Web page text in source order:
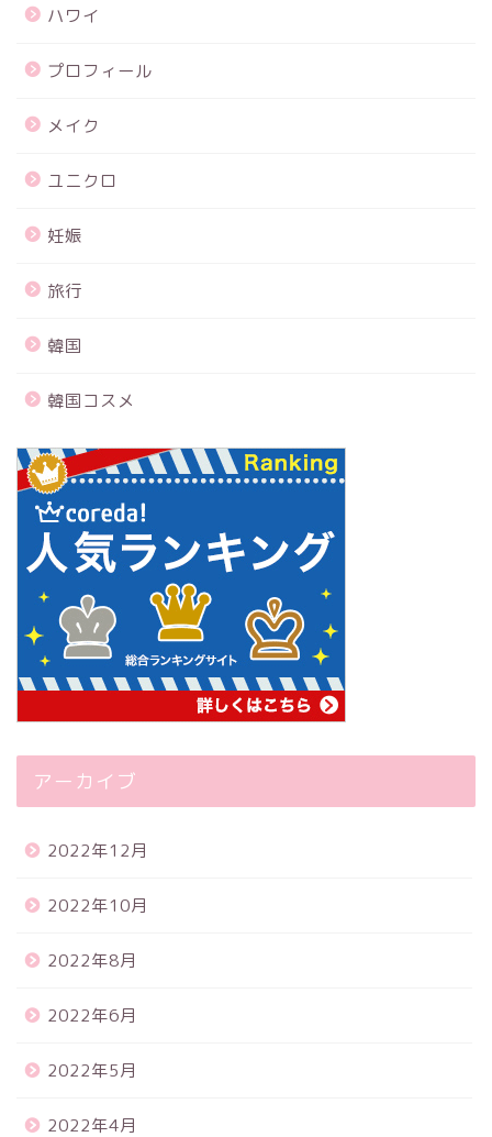
ハワイ
プロフィール
メイク
ユニクロ
妊娠
旅行
韓国
韓国コスメ
アーカイブ
2022年12月
2022年10月
2022年8月
2022年6月
2022年5月
2022年4月